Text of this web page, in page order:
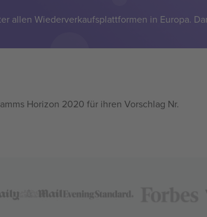
allen Wiederverkaufsplattformen in Europa.
Horizon 2020 für ihren Vorschlag Nr.